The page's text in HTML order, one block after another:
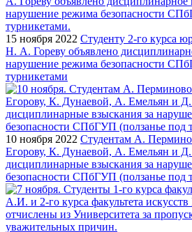
15 ноября 2022 Студенту 2-го курса
Н. А. Гореву объявлено
нарушение режима безопасности
турникетами
10 ноября 2022 Студентам А.
Егорову, К. Дунаевой, А. Емельян и
дисциплинарные взыскания за
безопасности СПбГУП (ползанье под